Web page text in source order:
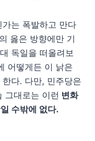
는 폭발하고 만다
옳은 방향에만 기
독일을 떠올려보
어떻게든 이 낡은
다. 다만, 민주당은
그대로는 이런 변화
수밖에 없다.